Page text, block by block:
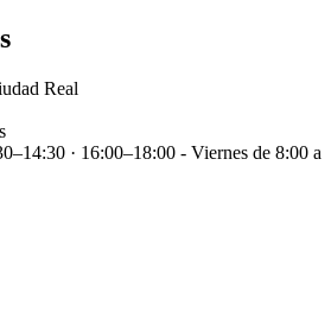
Real
· 16:00–18:00 - Viernes de 8:00 a